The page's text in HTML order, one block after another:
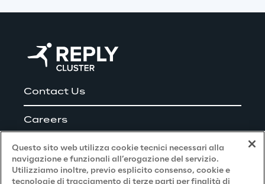
Contact Us
Careers
Privacy and Legal
Questo sito web utilizza cookie tecnici necessari alla
navigazione e funzionali all’erogazione del servizio.
Utilizziamo inoltre, previo esplicito consenso, cookie e
tecnologie di tracciamento di terze parti per finalità di